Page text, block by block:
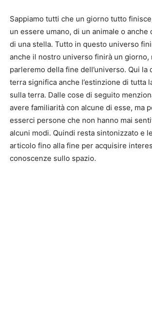
Sappiamo tutti che un giorno tutto
un essere umano, di un animale o anche
di una stella. Tutto in questo universo
anche il nostro universo finirà un giorno,
parleremo della fine dell’universo. Qui
terra significa anche l’estinzione di tutta
sulla terra. Dalle cose di seguito
avere familiarità con alcune di esse, ma
esserci persone che non hanno mai
alcuni modi. Quindi resta sintonizzato e
articolo fino alla fine per acquisire
conoscenze sullo spazio.